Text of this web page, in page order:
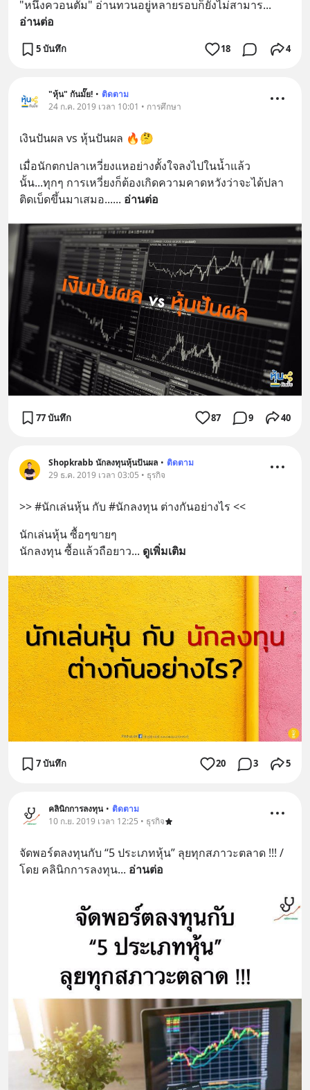
"หนึ่งควอนตัม" อ่านทวนอยู่หลายรอบก็ยังไม่สามาร
อ่านต่อ
5 บันทึก 18 4
"หุ้น" กันมั๊ย! • ติดตาม
24 ก.ค. 2019 เวลา 10:01 • การศึกษา
เงินปันผล vs หุ้นปันผล 🔥🤔
เมื่อนักตกปลาเหวี่ยงแหอย่างตั้งใจลงไปในน้ำแล้ว
นั้น...ทุกๆ การเหวี่ยงก็ต้องเกิดความคาดหวังว่าจะได้ปลา
ติดเบ็ดขึ้นมาเสมอ...... อ่านต่อ
77 บันทึก 87 9 40
Shopkrabb นักลงทุนหุ้นปันผล • ติดตาม
29 ธ.ค. 2019 เวลา 03:05 • ธุรกิจ
>> #นักเล่นหุ้น กับ #นักลงทุน ต่างกันอย่างไร <<
นักเล่นหุ้น ซื้อๆขายๆ
นักลงทุน ซื้อแล้วถือยาว... ดูเพิ่มเติม
7 บันทึก 20 3 5
คลินิกการลงทุน • ติดตาม
10 ก.ย. 2019 เวลา 12:25 • ธุรกิจ
จัดพอร์ตลงทุนกับ “5 ประเภทหุ้น” ลุยทุกสภาวะตลาด !!! /
โดย คลินิกการลงทุน... อ่านต่อ